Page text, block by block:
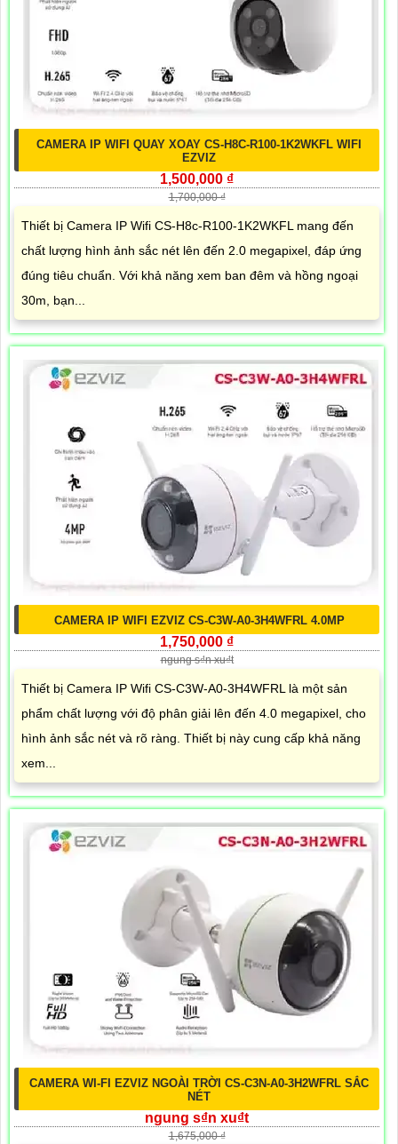
CAMERA IP WIFI QUAY XOAY CS-H8C-R100-1K2WKFL WIFI
EZVIZ
1,500,000 ₫
1,700,000 ₫
Thiết bị Camera IP Wifi CS-H8c-R100-1K2WKFL mang đến
chất lượng hình ảnh sắc nét lên đến 2.0 megapixel, đáp ứng
đúng tiêu chuẩn. Với khả năng xem ban đêm và hồng ngoại
30m, bạn...
CAMERA IP WIFI EZVIZ CS-C3W-A0-3H4WFRL 4.0MP
1,750,000 ₫
ngung s₫n xu₫t
Thiết bị Camera IP Wifi CS-C3W-A0-3H4WFRL là một sản
phẩm chất lượng với độ phân giải lên đến 4.0 megapixel, cho
hình ảnh sắc nét và rõ ràng. Thiết bị này cung cấp khả năng
xem...
CAMERA WI-FI EZVIZ NGOÀI TRỜI CS-C3N-A0-3H2WFRL SẮC
NÉT
ngung s₫n xu₫t
1,675,000 ₫